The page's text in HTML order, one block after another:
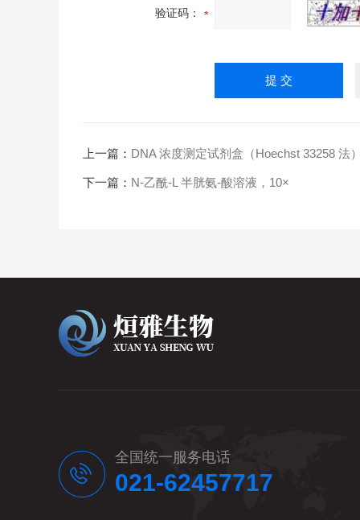
验证码：
上一篇： DNA 浓度测定试剂盒（Hoechst 33258 法
下一篇： N-乙酰-L 半胱氨-酸溶液，10×
全国统一服务电话
021-62457717